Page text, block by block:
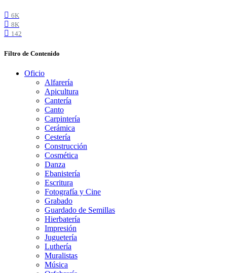
6K
8K
142
Filtro de Contenido
Oficio
Alfarería
Apicultura
Cantería
Canto
Carpintería
Cerámica
Cestería
Construcción
Cosmética
Danza
Ebanistería
Escritura
Fotografía y Cine
Grabado
Guardado de Semillas
Hierbatería
Impresión
Juguetería
Luthería
Muralistas
Música